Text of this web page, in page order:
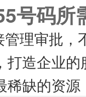
号码所
理审批
打造企业
稀缺的资